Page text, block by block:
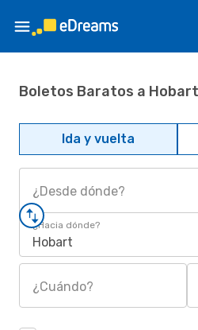
Boletos Baratos a
Ida y vuelta
¿Desde dónde?
¿Hacia dónde?
Hobart
¿Cuándo?